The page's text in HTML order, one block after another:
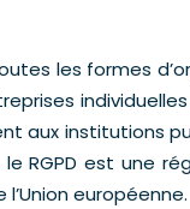
les formes
aux institutions
RGPD est une
européenne.